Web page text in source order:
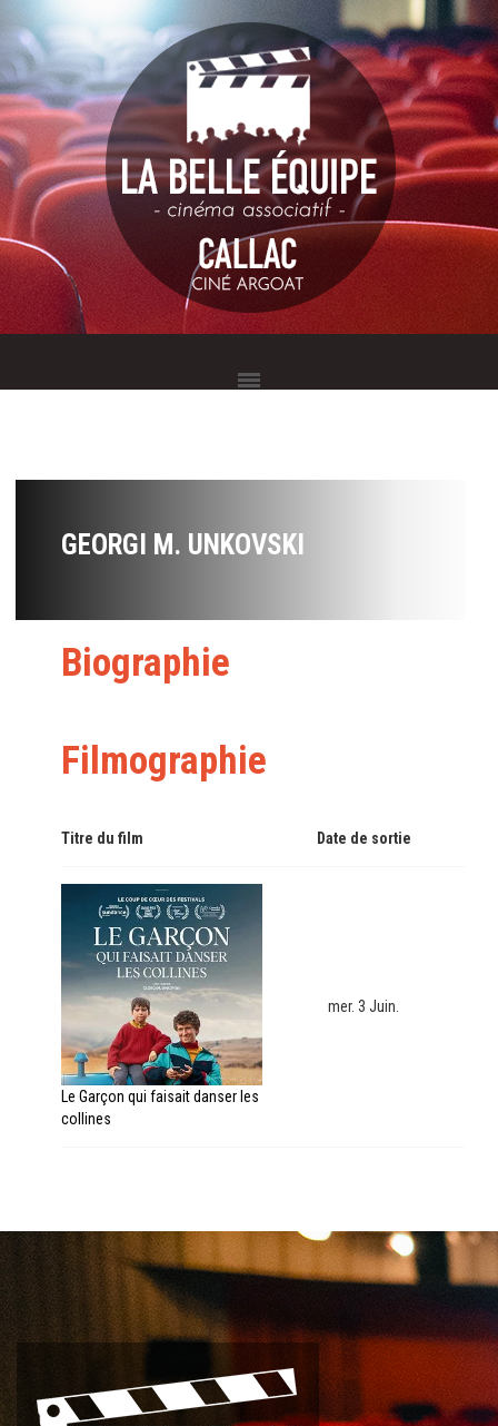
GEORGI M. UNKOVSKI
Biographie
Filmographie
Titre du film Date de sortie
Le Garçon qui faisait danser les
collines
mer. 3 Juin.